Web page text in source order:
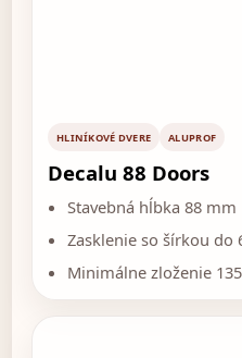
HLINÍKOVÉ DVERE ALUPROF
Decalu 88 Doors
Stavebná hĺbka 88 mm
Zasklenie so šírkou do
Minimálne zloženie